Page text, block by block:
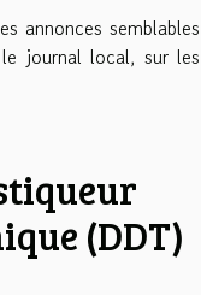
annonces semblables
journal local, sur les
(DDT)